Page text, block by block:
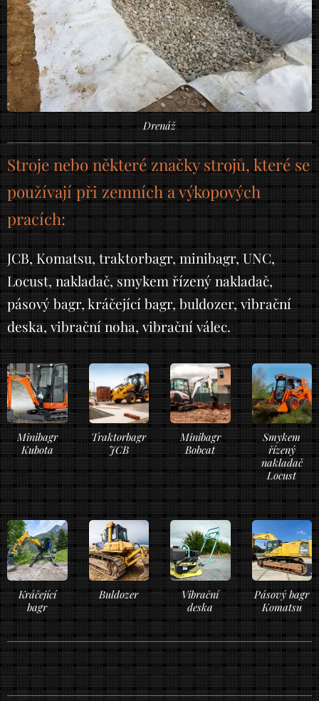
Drenáž
Stroje nebo některé značky strojů, které se
používají při zemních a výkopových
pracích:
JCB, Komatsu, traktorbagr, minibagr, UNC,
Locust, nakladač, smykem řízený nakladač,
pásový bagr, kráčející bagr, buldozer, vibrační
deska, vibrační noha, vibrační válec.
Minibagr
Kubota
Traktorbagr
JCB
Minibagr
Bobcat
Smykem
řízený
nakladač
Locust
Kráčející
bagr
Buldozer
Vibrační
deska
Pásový bagr
Komatsu